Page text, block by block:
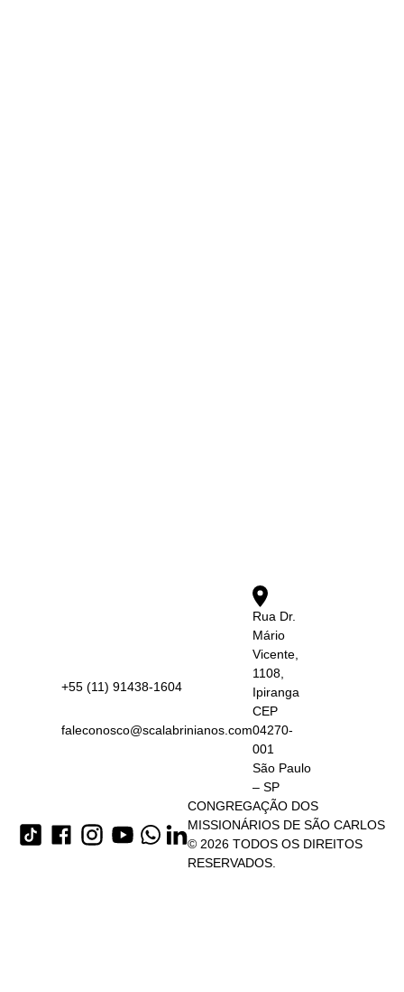
+55 (11) 91438-1604
faleconosco@scalabrinianos.com
Rua Dr.
Mário
Vicente,
1108,
Ipiranga
CEP
04270-
001
São Paulo
– SP
CONGREGAÇÃO DOS
MISSIONÁRIOS DE SÃO CARLOS
© 2026 TODOS OS DIREITOS
RESERVADOS.